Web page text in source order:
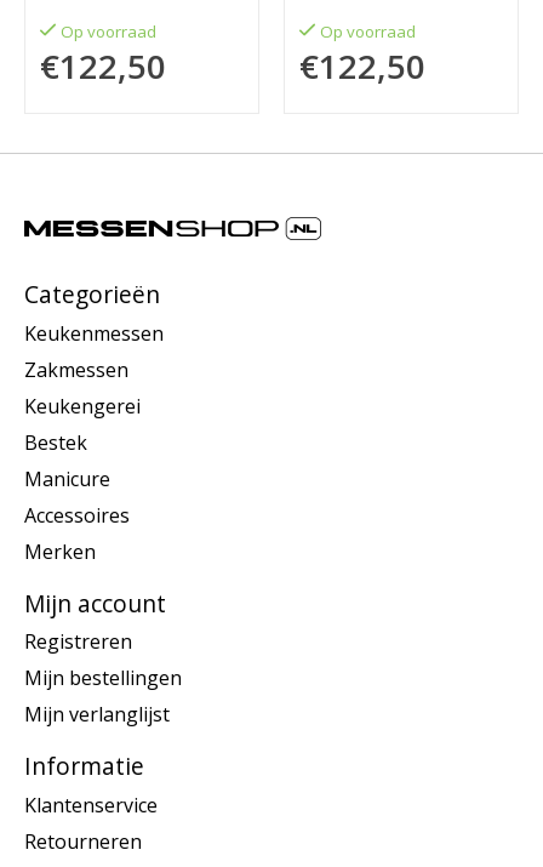
Op voorraad
€122,50
Op voorraad
€122,50
Categorieën
Keukenmessen
Zakmessen
Keukengerei
Bestek
Manicure
Accessoires
Merken
Mijn account
Registreren
Mijn bestellingen
Mijn verlanglijst
Informatie
Klantenservice
Retourneren